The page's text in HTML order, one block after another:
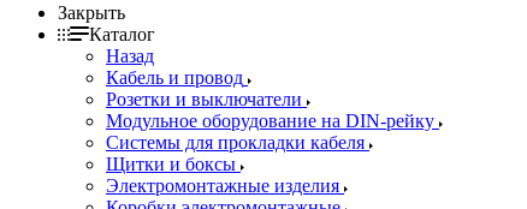
Закрыть
Каталог
Назад
Кабель и провод
Розетки и выключатели
Модульное оборудование на DIN-рейку
Системы для прокладки кабеля
Щитки и боксы
Электромонтажные изделия